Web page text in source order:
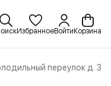
ИзбранноеВойти Корзина
переулок д. 3